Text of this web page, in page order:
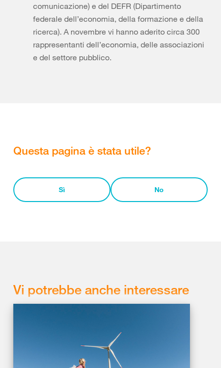
comunicazione) e del DEFR (Dipartimento
federale dell’economia, della formazione e della
ricerca). A novembre vi hanno aderito circa 300
rappresentanti dell’economia, delle associazioni
e del settore pubblico.
Questa pagina è stata utile?
Sì No
Vi potrebbe anche interessare